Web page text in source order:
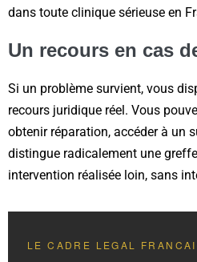
dans toute clinique sérieuse en
Un recours en cas
Si un problème survient, vous
recours juridique réel. Vous
obtenir réparation, accéder à un
distingue radicalement une
intervention réalisée loin, sans
LE CADRE LEGAL